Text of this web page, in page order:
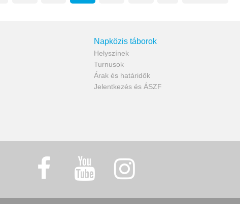
Napközis táborok
Helyszínek
Turnusok
Árak és határidők
Jelentkezés és ÁSZF